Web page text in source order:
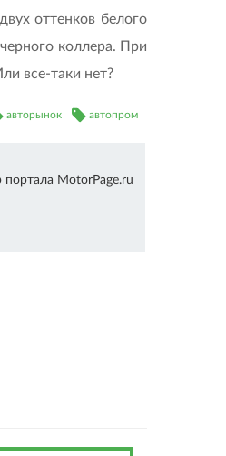
оттенков белого
коллера. При
все-таки нет?
автопром
авторынок
MotorPage.ru